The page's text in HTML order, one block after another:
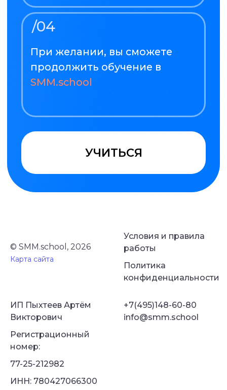
© SMM.school, 2026
Карта сайта
Условия и правила
работы
Политика
конфиденциальности
ИП Пыхтеев Артём
Викторович
Регистрационный
номер:
77-25-212982
ИНН: 780427066300
+7(495)148-60-80
info@smm.school